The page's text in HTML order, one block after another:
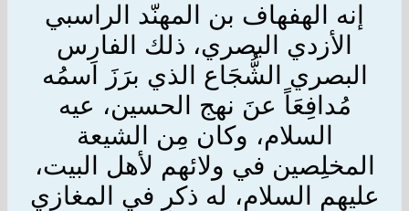
إنه الهفهاف بن المهنّد الراسبي
الأزدي البصري، ذلك الفارِس
البصري الشُّجَاع الذي برَزَ اسمُه
مُدافِعَاً عنَ نهج الحسين، عيه
السلام، وكان مِن الشيعة
المخلِصين في ولائهم لأهل البيت،
عليهم السلام، له ذكر في المغازي